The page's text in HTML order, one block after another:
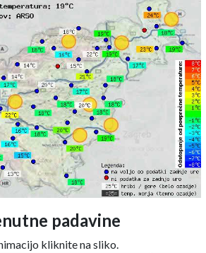
padavine
kliknite na sliko.